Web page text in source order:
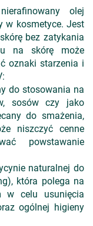
olej
w kosmetyce. Jest
bez zatykania
na skórę może
oznaki starzenia i
do stosowania na
sosów czy jako
do smażenia,
niszczyć cenne
powstawanie
naturalnej do
która polega na
w celu usunięcia
ogólnej higieny